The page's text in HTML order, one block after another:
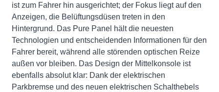
ist zum Fahrer hin ausgerichtet; der Fokus liegt auf den
Anzeigen, die Belüftungsdüsen treten in den
Hintergrund. Das Pure Panel hält die neuesten
Technologien und entscheidenden Informationen für den
Fahrer bereit, während alle störenden optischen Reize
außen vor bleiben. Das Design der Mittelkonsole ist
ebenfalls absolut klar: Dank der elektrischen
Parkbremse und des neuen elektrischen Schalthebels